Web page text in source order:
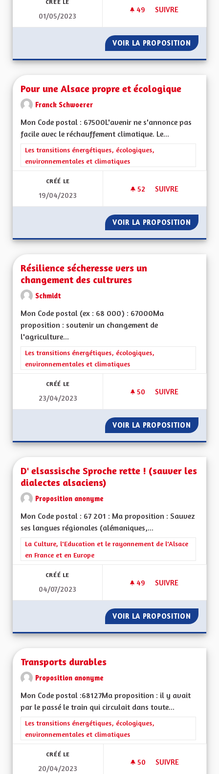
CRÉÉ LE
01/05/2023
49 49 ABONNÉS
SUIVRE
VOIR LA PROPOSITION
Pour une Alsace propre et écologique
Franck Schwoerer
Mon Code postal : 67500L'avenir ne s'annonce pas
facile avec le réchauffement climatique. Le...
Filtrer les résultats de la catégorie : Les transitions
Les transitions énergétiques, écologiques,
environnementales et climatiques
CRÉÉ LE
19/04/2023
52 52 ABONNÉS
SUIVRE
VOIR LA PROPOSITION POUR
Résilience sécheresse vers un
changement des cultrures
Schmidt
Mon Code postal (ex : 68 000) : 67000Ma
proposition : soutenir un changement de
l'agriculture...
Filtrer les résultats de la catégorie : Les transitions
Les transitions énergétiques, écologiques,
environnementales et climatiques
CRÉÉ LE
23/04/2023
50 50 ABONNÉS
SUIVRE
VOIR LA PROPOSITION
D' elsassische Sproche rette ! (sauver les
dialectes alsaciens)
Proposition anonyme
Mon Code postal : 67 201 : Ma proposition : Sauvez
ses langues régionales (alémaniques,...
Filtrer les résultats de la catégorie : La Culture, l'Education et
La Culture, l'Education et le rayonnement de l'Alsace
en France et en Europe
CRÉÉ LE
04/07/2023
49 49 ABONNÉS
SUIVRE
VOIR LA PROPOSITION D'
Transports durables
Proposition anonyme
Mon Code postal :68127Ma proposition : il y avait
par le passé le train qui circulait dans toute...
Filtrer les résultats de la catégorie : Les transitions
Les transitions énergétiques, écologiques,
environnementales et climatiques
CRÉÉ LE
20/04/2023
50 50 ABONNÉS
SUIVRE